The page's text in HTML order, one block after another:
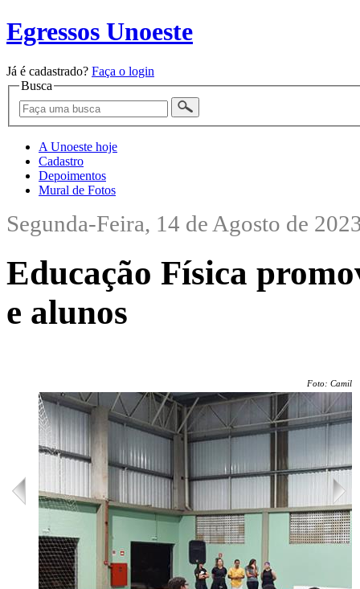
Egressos Unoeste
Já é cadastrado? Faça o login
Busca
A Unoeste hoje
Cadastro
Depoimentos
Mural de Fotos
Segunda-Feira, 14 de Agosto de
Educação Física
e alunos
Foto: Camila